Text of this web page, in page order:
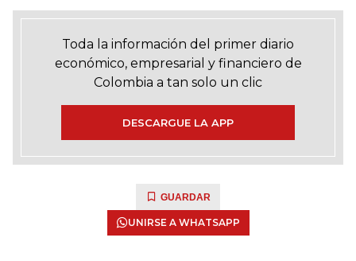
Toda la información del primer diario
económico, empresarial y financiero de
Colombia a tan solo un clic
DESCARGUE LA APP
GUARDAR
UNIRSE A WHATSAPP